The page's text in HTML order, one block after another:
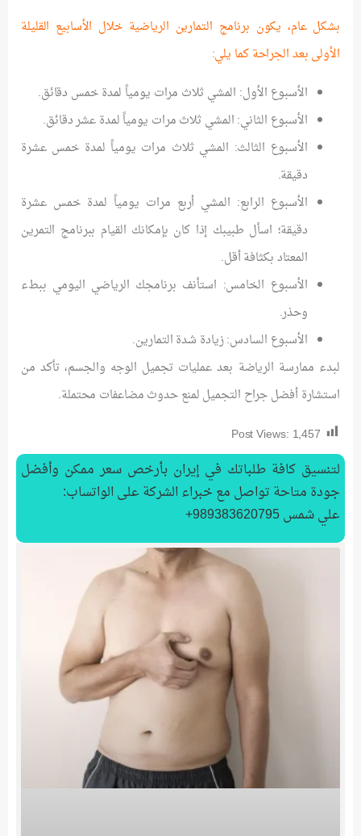
بشكل عام، يكون برنامج التمارين الرياضية خلال الأسابيع القليلة
الأولى بعد الجراحة كما يلي:
الأسبوع الأول: المشي ثلاث مرات يومياً لمدة خمس دقائق.
الأسبوع الثاني: المشي ثلاث مرات يومياً لمدة عشر دقائق.
الأسبوع الثالث: المشي ثلاث مرات يومياً لمدة خمس عشرة
دقيقة.
الأسبوع الرابع: المشي أربع مرات يومياً لمدة خمس عشرة
دقيقة؛ اسأل طبيبك إذا كان بإمكانك القيام ببرنامج التمرين
المعتاد بكثافة أقل.
الأسبوع الخامس: استأنف برنامجك الرياضي اليومي ببطء
وحذر.
الأسبوع السادس: زيادة شدة التمارين.
لبدء ممارسة الرياضة بعد عمليات تجميل الوجه والجسم، تأكد من
استشارة أفضل جراح التجميل لمنع حدوث مضاعفات محتملة.
Post Views:1,457
لتنسیق كافة طلباتك في إيران بأرخص سعر ممكن وأفضل
جودة متاحة تواصل مع خبراء الشركة على الواتساب:
علي شمس 989383620795+